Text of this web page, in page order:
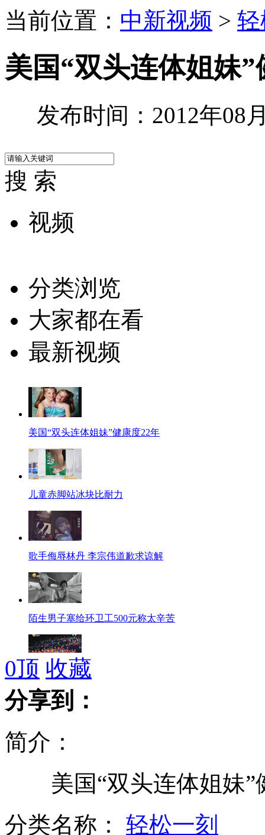
当前位置： 中新视频 >
美国“双头连体姐妹”
发布时间：2012年08
搜 索
视频
分类浏览
大家都在看
最新视频
美国“双头连体姐妹”健康度22年
儿童赤脚站冰块比耐力
歌手侮辱林丹 李宗伟道歉求谅解
陌生男子塞给环卫工500元称太辛苦
乒羽或被奥运驱逐 蔡振华称乒超打造成NBA
张柏芝父亲涉嫌刑毁案被逮捕
0顶 收藏
分享到：
简介：
美国“双头连体姐妹”
分类名称： 轻松一刻